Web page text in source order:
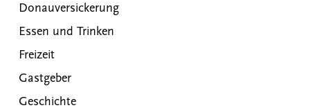
Donauversickerung
Essen und Trinken
Freizeit
Gastgeber
Geschichte